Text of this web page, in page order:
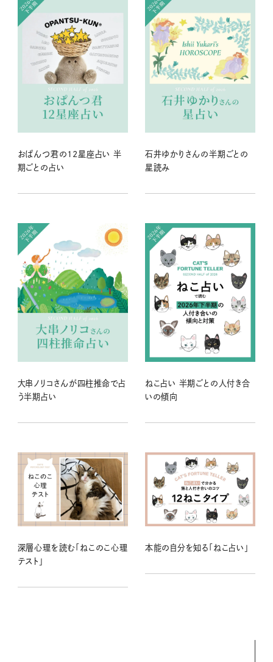
おぱんつ君の12星座占い 半
期ごとの占い
石井ゆかりさんの半期ごとの
星読み
大串ノリコさんが四柱推命で占
う半期占い
ねこ占い 半期ごとの人付き合
いの傾向
深層心理を読む「ねこのこ心理
テスト」
本能の自分を知る「ねこ占い」